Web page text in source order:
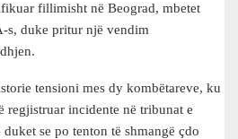
fillimisht në Beograd, mbetet
s, duke pritur një vendim
tensioni mes dy kombëtareve, ku
regjistruar incidente në tribunat e
duket se po tenton të shmangë çdo